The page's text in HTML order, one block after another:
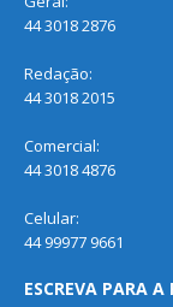
44 3018 2876
Redação:
44 3018 2015
Comercial:
44 3018 4876
Celular:
44 99977 9661
ESCREVA PARA A